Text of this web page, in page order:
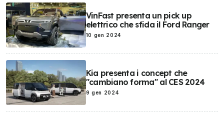
VinFast presenta un pick up
elettrico che sfida il Ford Ranger
10 gen 2024
Kia presenta i concept che
"cambiano forma" al CES 2024
9 gen 2024